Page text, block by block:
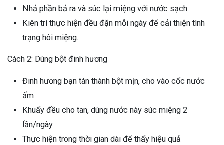
Nhả phần bả ra và súc lại miệng với nước sạch
Kiên trì thực hiện đều đặn mỗi ngày để cải thiện tình
trạng hôi miệng.
Cách 2: Dùng bột đinh hương
Đinh hương bạn tán thành bột mịn, cho vào cốc nước
ấm
Khuấy đều cho tan, dùng nước này súc miệng 2
lần/ngày
Thực hiện trong thời gian dài để thấy hiệu quả